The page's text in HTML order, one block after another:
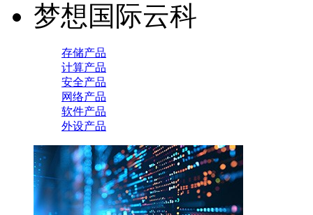
梦想国际云科
存储产品
计算产品
安全产品
网络产品
软件产品
外设产品